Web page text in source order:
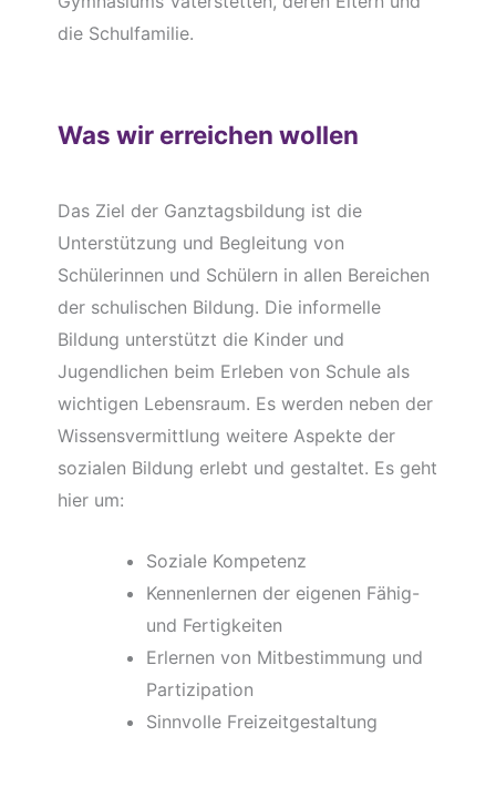
die Schulfamilie.
Was wir erreichen wollen
Das Ziel der Ganztagsbildung ist die
Unterstützung und Begleitung von
Schülerinnen und Schülern in allen Bereichen
der schulischen Bildung. Die informelle
Bildung unterstützt die Kinder und
Jugendlichen beim Erleben von Schule als
wichtigen Lebensraum. Es werden neben der
Wissensvermittlung weitere Aspekte der
sozialen Bildung erlebt und gestaltet. Es geht
hier um:
Soziale Kompetenz
Kennenlernen der eigenen Fähig-
und Fertigkeiten
Erlernen von Mitbestimmung und
Partizipation
Sinnvolle Freizeitgestaltung